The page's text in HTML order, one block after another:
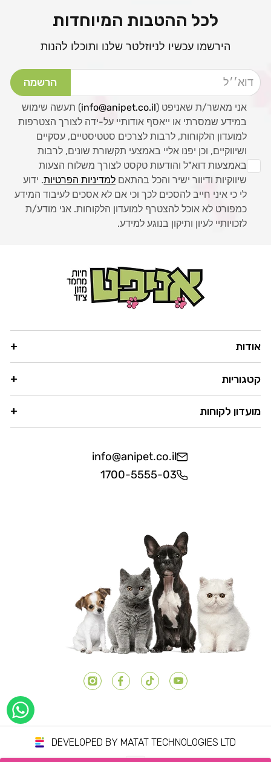
לכל ההטבות המיוחדות
הירשמו עכשיו לניוזלטר שלנו ותוכלו להנות
דוא׳׳ל הרשמה
אני מאשר/ת שאניפט (info@anipet.co.il) תעשה שימוש
במידע שמסרתי או ייאסף אודותיי על-ידה לצורך הצטרפות
למועדון הלקוחות, לרבות לצרכים סטטיסטיים, עסקיים
ושיווקיים, וכן יפנו אליי באמצעי תקשורת שונים, לרבות
באמצעות דוא"ל והודעות טקסט לצורך משלוח הצעות
שיווקיות ודיוור ישיר והכל בהתאם למדיניות הפרטיות. ידוע
לי כי איני חייב להסכים לכך וכי אם לא אסכים לעיבוד המידע
כמפורט לא אוכל להצטרף למועדון הלקוחות. אני מודע/ת
לזכויותיי לעיון ותיקון בנוגע למידע.
אודות
קטגוריות
מועדון לקוחות
info@anipet.co.il
1700-5555-03
יוטיובטיק טוקפייסבוקאינסטגרם
DEVELOPED BY MATAT TECHNOLOGIES LTD